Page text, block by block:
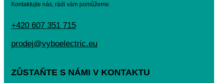
Kontaktujte nás, rádi vám pomůžeme.
+420 607 351 715
prodej@vyboelectric.eu
ZŮSTAŇTE S NÁMI V KONTAKTU